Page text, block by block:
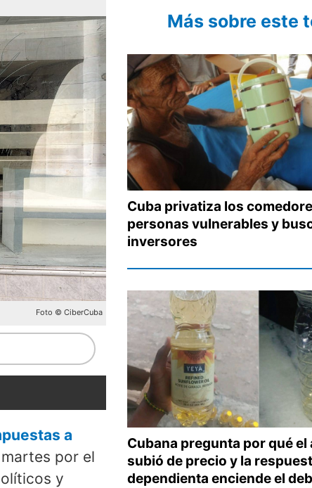
Foto © CiberCuba
a
por el
y
Más sobre este
Cuba privatiza los
personas vulnerables y
inversores
Cubana pregunta por qué el
subió de precio y la
dependienta enciende el